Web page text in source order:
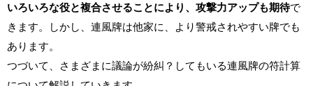
いろいろな役と複合させることにより、攻撃力アップも期待で
きます。しかし、連風牌は他家に、より警戒されやすい牌でも
あります。
つづいて、さまざまに議論が紛糾？してもいる連風牌の符計算